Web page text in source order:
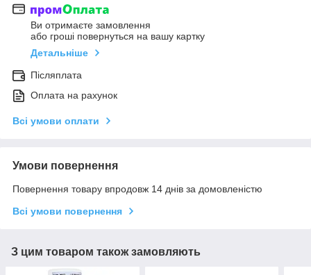
Ви отримаєте замовлення
або гроші повернуться на вашу картку
Детальніше
Післяплата
Оплата на рахунок
Всі умови оплати
Умови повернення
Повернення товару впродовж 14 днів за домовленістю
Всі умови повернення
З цим товаром також замовляють